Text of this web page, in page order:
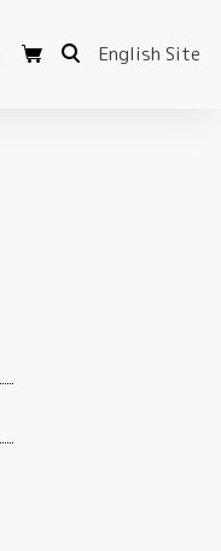
English Site